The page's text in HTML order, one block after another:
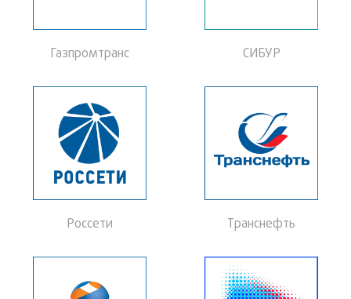
Газпромтранс СИБУР
Россети Транснефть